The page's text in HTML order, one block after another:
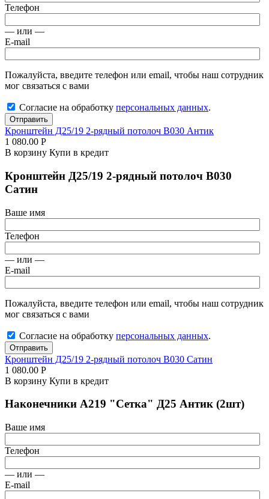
Телефон
— или —
E-mail
Пожалуйста, введите телефон или email, чтобы наш сотрудник
мог связаться с вами
Согласие на обработку персональных данных.
Отправить
Кронштейн Д25/19 2-рядный потолоч В030 Антик
1 080.00 Р
В корзину Купи в кредит
Кронштейн Д25/19 2-рядный потолоч В030
Сатин
Ваше имя
Телефон
— или —
E-mail
Пожалуйста, введите телефон или email, чтобы наш сотрудник
мог связаться с вами
Согласие на обработку персональных данных.
Отправить
Кронштейн Д25/19 2-рядный потолоч В030 Сатин
1 080.00 Р
В корзину Купи в кредит
Наконечники А219 "Сетка" Д25 Антик (2шт)
Ваше имя
Телефон
— или —
E-mail